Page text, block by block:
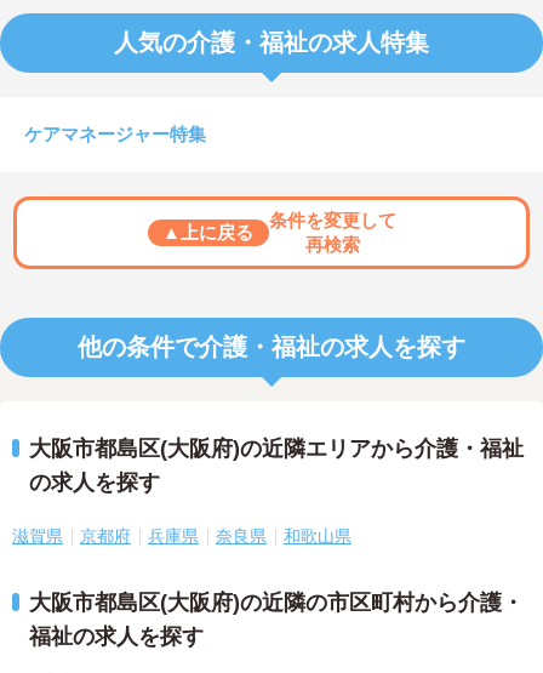
人気の介護・福祉の求人特集
ケアマネージャー特集
▲上に戻る
条件を変更して
再検索
他の条件で介護・福祉の求人を探す
大阪市都島区(大阪府)の近隣エリアから介護・福祉
の求人を探す
滋賀県 京都府 兵庫県 奈良県 和歌山県
大阪市都島区(大阪府)の近隣の市区町村から介護・
福祉の求人を探す